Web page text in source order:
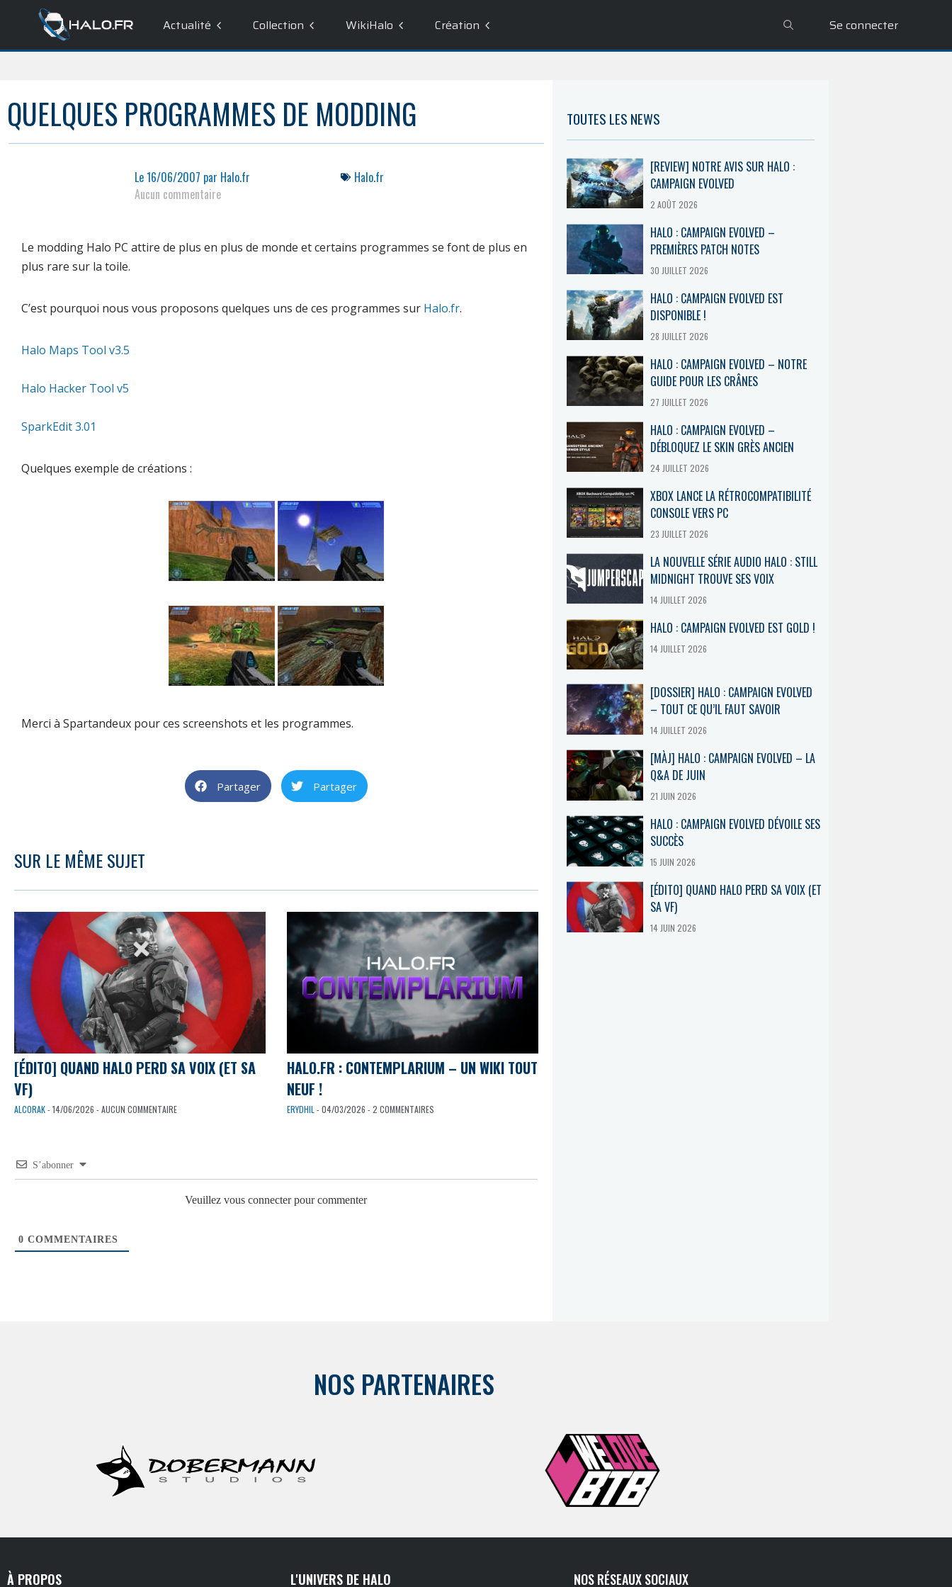
Actualité Collection WikiHalo Création Se connecter
QUELQUES PROGRAMMES DE MODDING
Le16/06/2007 par Halo.fr
Aucun commentaire
Halo.fr
Le modding Halo PC attire de plus en plus de monde et certains programmes se font de plus en
plus rare sur la toile.
C’est pourquoi nous vous proposons quelques uns de ces programmes sur Halo.fr.
Halo Maps Tool v3.5
Halo Hacker Tool v5
SparkEdit 3.01
Quelques exemple de créations :
Merci à Spartandeux pour ces screenshots et les programmes.
Partager Partager
SUR LE MÊME SUJET
[ÉDITO] QUAND HALO PERD SA VOIX (ET SA
VF)
ALCORAK- 14/06/2026 - AUCUN COMMENTAIRE
HALO.FR : CONTEMPLARIUM – UN WIKI TOUT
NEUF !
ERYDHIL - 04/03/2026 - 2 COMMENTAIRES
S’abonner
Veuillez vous connecter pour commenter
0 COMMENTAIRES
TOUTES LES NEWS
[REVIEW] NOTRE AVIS SUR HALO :
CAMPAIGN EVOLVED
2 AOÛT 2026
HALO : CAMPAIGN EVOLVED –
PREMIÈRES PATCH NOTES
30 JUILLET 2026
HALO : CAMPAIGN EVOLVED EST
DISPONIBLE !
28 JUILLET 2026
HALO : CAMPAIGN EVOLVED – NOTRE
GUIDE POUR LES CRÂNES
27 JUILLET 2026
HALO : CAMPAIGN EVOLVED –
DÉBLOQUEZ LE SKIN GRÈS ANCIEN
24 JUILLET 2026
XBOX LANCE LA RÉTROCOMPATIBILITÉ
CONSOLE VERS PC
23 JUILLET 2026
LA NOUVELLE SÉRIE AUDIO HALO : STILL
MIDNIGHT TROUVE SES VOIX
14 JUILLET 2026
HALO : CAMPAIGN EVOLVED EST GOLD !
14 JUILLET 2026
[DOSSIER] HALO : CAMPAIGN EVOLVED
– TOUT CE QU’IL FAUT SAVOIR
14 JUILLET 2026
[MÀJ] HALO : CAMPAIGN EVOLVED – LA
Q&A DE JUIN
21 JUIN 2026
HALO : CAMPAIGN EVOLVED DÉVOILE SES
SUCCÈS
15 JUIN 2026
[ÉDITO] QUAND HALO PERD SA VOIX (ET
SA VF)
14 JUIN 2026
NOS PARTENAIRES
À PROPOS L'UNIVERS DE HALO NOS RÉSEAUX SOCIAUX